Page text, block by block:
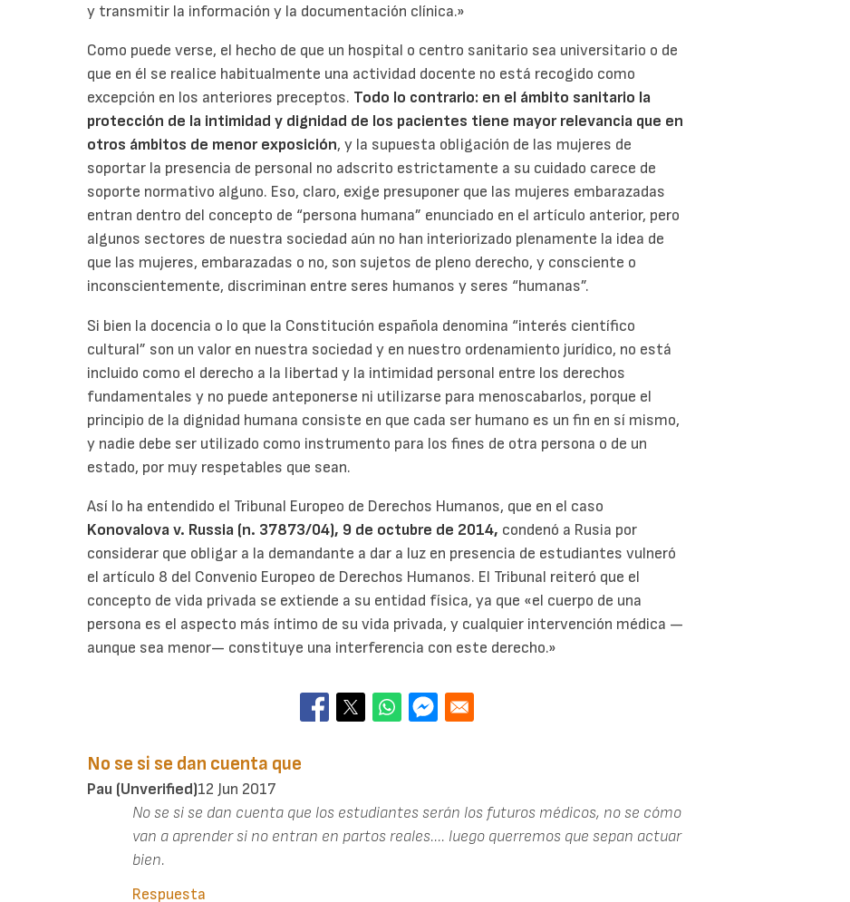
y transmitir la información y la documentación clínica.»
Como puede verse, el hecho de que un hospital o centro sanitario sea universitario o de
que en él se realice habitualmente una actividad docente no está recogido como
excepción en los anteriores preceptos. Todo lo contrario: en el ámbito sanitario la
protección de la intimidad y dignidad de los pacientes tiene mayor relevancia que en
otros ámbitos de menor exposición, y la supuesta obligación de las mujeres de
soportar la presencia de personal no adscrito estrictamente a su cuidado carece de
soporte normativo alguno. Eso, claro, exige presuponer que las mujeres embarazadas
entran dentro del concepto de “persona humana” enunciado en el artículo anterior, pero
algunos sectores de nuestra sociedad aún no han interiorizado plenamente la idea de
que las mujeres, embarazadas o no, son sujetos de pleno derecho, y consciente o
inconscientemente, discriminan entre seres humanos y seres “humanas”.
Si bien la docencia o lo que la Constitución española denomina “interés científico
cultural” son un valor en nuestra sociedad y en nuestro ordenamiento jurídico, no está
incluido como el derecho a la libertad y la intimidad personal entre los derechos
fundamentales y no puede anteponerse ni utilizarse para menoscabarlos, porque el
principio de la dignidad humana consiste en que cada ser humano es un fin en sí mismo,
y nadie debe ser utilizado como instrumento para los fines de otra persona o de un
estado, por muy respetables que sean.
Así lo ha entendido el Tribunal Europeo de Derechos Humanos, que en el caso
Konovalova v. Russia (n. 37873/04), 9 de octubre de 2014, condenó a Rusia por
considerar que obligar a la demandante a dar a luz en presencia de estudiantes vulneró
el artículo 8 del Convenio Europeo de Derechos Humanos. El Tribunal reiteró que el
concepto de vida privada se extiende a su entidad física, ya que «el cuerpo de una
persona es el aspecto más íntimo de su vida privada, y cualquier intervención médica —
aunque sea menor— constituye una interferencia con este derecho.»
No se si se dan cuenta que
Pau (unverified)12 Jun 2017
No se si se dan cuenta que los estudiantes serán los futuros médicos, no se cómo
van a aprender si no entran en partos reales.... luego querremos que sepan actuar
bien.
Respuesta